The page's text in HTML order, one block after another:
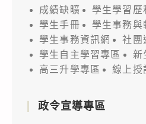
成績缺曠
學生學習歷
學生手冊
學生事務與
學生事務資訊網
社團
學生自主學習專區
新
高三升學專區
線上授
政令宣導專區